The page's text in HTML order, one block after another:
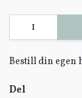
Bestill din egen
Del